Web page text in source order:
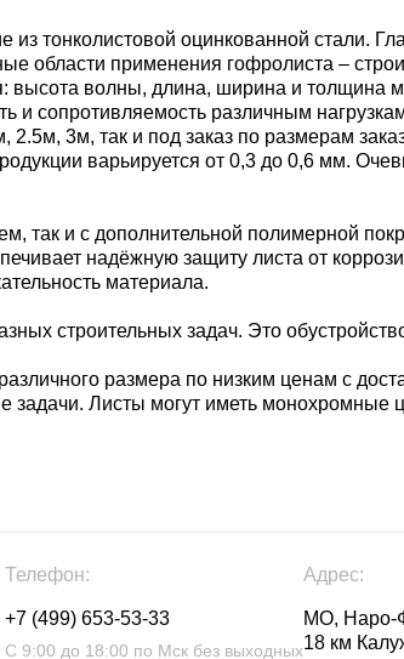
тонколистовой оцинкованной стали.
применения гофролиста –
волны, длина, ширина и толщина
сопротивляемость различным
3м, так и под заказ по размерам
варьируется от 0,3 до 0,6 мм.
так и с дополнительной полимерной
надёжную защиту листа от
материала.
строительных задач. Это
размера по низким ценам с
Листы могут иметь монохромные
Телефон:
+7 (499) 653-53-33
С 9:00 до 18:00 по Мск без выходных
Адрес:
МО, Наро-
18 км